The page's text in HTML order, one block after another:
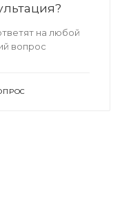
на любой
вопрос